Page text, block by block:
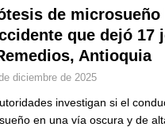
LO ÚLTIMO
de la banda presidencial que
de un sastre colombiano
Fiscalía amplía investigación por
de
que dejó 17
Antioquia
diciembre de 2025
investigan si el
en una vía oscura y de